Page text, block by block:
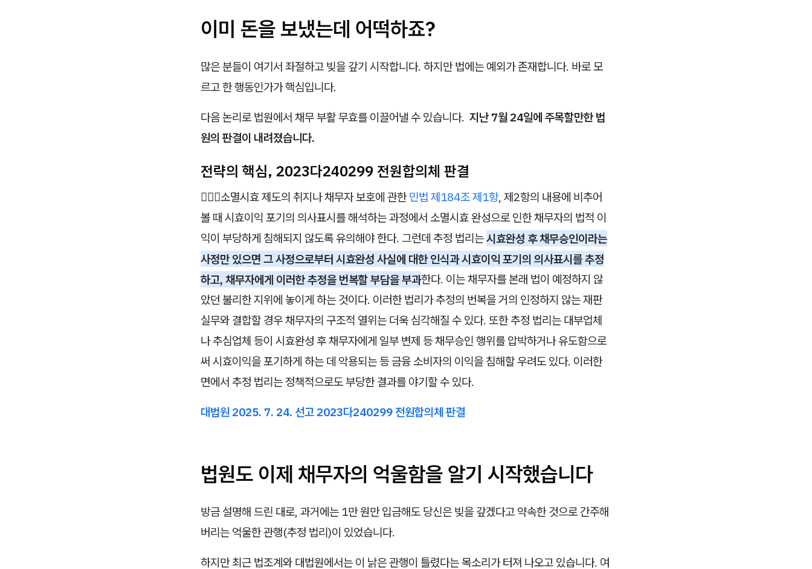
이미 돈을 보냈는데 어떡하죠?
많은 분들이 여기서 좌절하고 빚을 갚기 시작합니다. 하지만 법에는 예외가 존재합니다. 바로 모
르고 한 행동인가가 핵심입니다.
다음 논리로 법원에서 채무 부활 무효를 이끌어낼 수 있습니다. 지난 7월 24일에 주목할만한 법
원의 판결이 내려졌습니다.
전략의 핵심, 2023다240299 전원합의체 판결
🧑🏻‍⚖️소멸시효 제도의 취지나 채무자 보호에 관한민법 제184조 제1항, 제2항의 내용에 비추어
볼 때 시효이익 포기의 의사표시를 해석하는 과정에서 소멸시효 완성으로 인한 채무자의 법적 이
익이 부당하게 침해되지 않도록 유의해야 한다. 그런데 추정 법리는시효완성 후 채무승인이라는
사정만 있으면 그 사정으로부터 시효완성 사실에 대한 인식과 시효이익 포기의 의사표시를 추정
하고, 채무자에게 이러한 추정을 번복할 부담을 부과한다. 이는 채무자를 본래 법이 예정하지 않
았던 불리한 지위에 놓이게 하는 것이다. 이러한 법리가 추정의 번복을 거의 인정하지 않는 재판
실무와 결합할 경우 채무자의 구조적 열위는 더욱 심각해질 수 있다. 또한 추정 법리는 대부업체
나 추심업체 등이 시효완성 후 채무자에게 일부 변제 등 채무승인 행위를 압박하거나 유도함으로
써 시효이익을 포기하게 하는 데 악용되는 등 금융 소비자의 이익을 침해할 우려도 있다. 이러한
면에서 추정 법리는 정책적으로도 부당한 결과를 야기할 수 있다.
대법원 2025. 7. 24. 선고 2023다240299 전원합의체 판결
법원도 이제 채무자의 억울함을 알기 시작했습니다
방금 설명해 드린 대로, 과거에는 1만 원만 입금해도 당신은 빚을 갚겠다고 약속한 것으로 간주해
버리는 억울한 관행(추정 법리)이 있었습니다.
하지만 최근 법조계와 대법원에서는 이 낡은 관행이 틀렸다는 목소리가 터져 나오고 있습니다. 여